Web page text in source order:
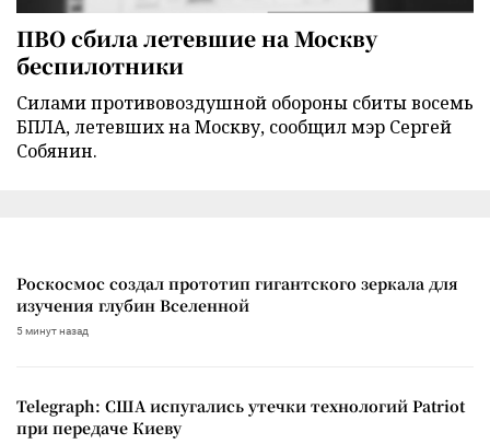
ПВО сбила летевшие на Москву
беспилотники
Силами противовоздушной обороны сбиты восемь
БПЛА, летевших на Москву, сообщил мэр Сергей
Собянин.
Роскосмос создал прототип гигантского зеркала для
изучения глубин Вселенной
5 минут назад
Telegraph: США испугались утечки технологий Patriot
при передаче Киеву